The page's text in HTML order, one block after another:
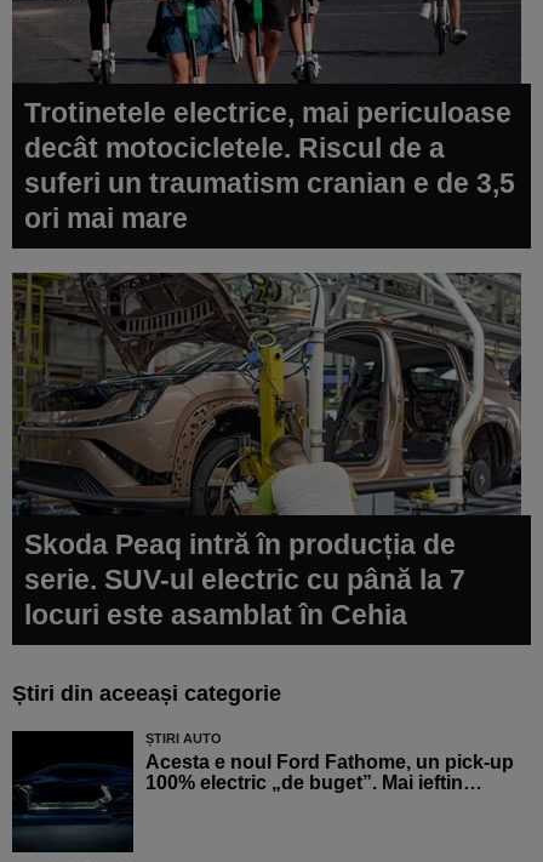
Trotinetele electrice, mai periculoase
decât motocicletele. Riscul de a
suferi un traumatism cranian e de 3,5
ori mai mare
Skoda Peaq intră în producția de
serie. SUV-ul electric cu până la 7
locuri este asamblat în Cehia
Știri din aceeași categorie
ȘTIRI AUTO
Acesta e noul Ford Fathome, un pick-up
100% electric „de buget”. Mai ieftin…